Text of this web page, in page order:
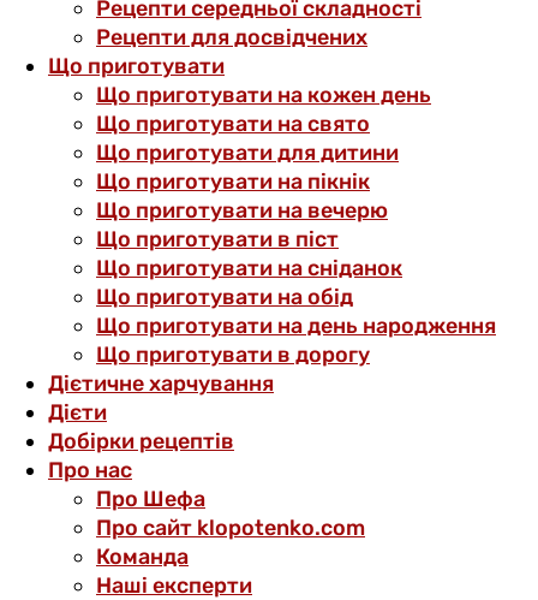
Рецепти середньої складності
Рецепти для досвідчених
Що приготувати
Що приготувати на кожен день
Що приготувати на свято
Що приготувати для дитини
Що приготувати на пікнік
Що приготувати на вечерю
Що приготувати в піст
Що приготувати на сніданок
Що приготувати на обід
Що приготувати на день народження
Що приготувати в дорогу
Дієтичне харчування
Дієти
Добірки рецептів
Про нас
Про Шефа
Про сайт klopotenko.com
Команда
Наші експерти